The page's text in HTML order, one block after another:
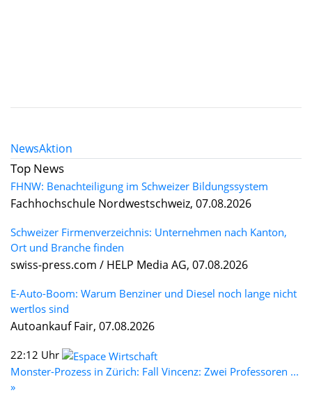
NewsAktion
Top News
FHNW: Benachteiligung im Schweizer Bildungssystem
Fachhochschule Nordwestschweiz, 07.08.2026
Schweizer Firmenverzeichnis: Unternehmen nach Kanton,
Ort und Branche finden
swiss-press.com / HELP Media AG, 07.08.2026
E-Auto-Boom: Warum Benziner und Diesel noch lange nicht
wertlos sind
Autoankauf Fair, 07.08.2026
22:12 Uhr
Monster-Prozess in Zürich: Fall Vincenz: Zwei Professoren ...
»